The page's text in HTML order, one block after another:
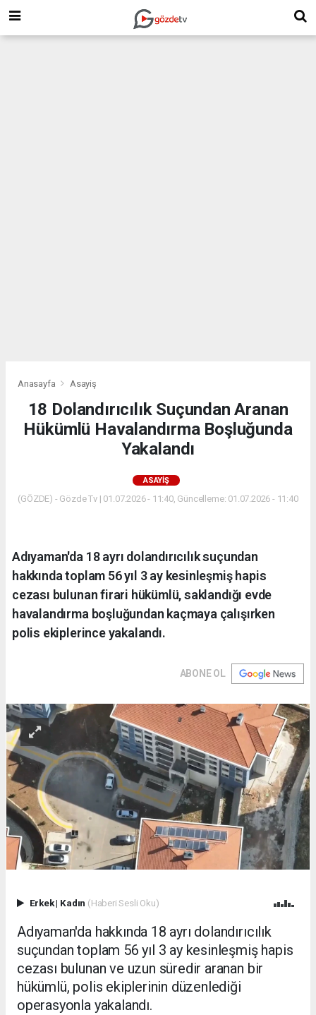
Anasayfa Asayiş
18 Dolandırıcılık Suçundan Aranan
Hükümlü Havalandırma Boşluğunda
Yakalandı
ASAYIŞ
(GÖZDE) - Gözde Tv | 01.07.2026 - 11:40, Güncelleme: 01.07.2026 - 11:40
Adıyaman'da 18 ayrı dolandırıcılık suçundan
hakkında toplam 56 yıl 3 ay kesinleşmiş hapis
cezası bulunan firari hükümlü, saklandığı evde
havalandırma boşluğundan kaçmaya çalışırken
polis ekiplerince yakalandı.
ABONE OL
Erkek| Kadın (Haberi Sesli Oku)
Adıyaman'da hakkında 18 ayrı dolandırıcılık
suçundan toplam 56 yıl 3 ay kesinleşmiş hapis
cezası bulunan ve uzun süredir aranan bir
hükümlü, polis ekiplerinin düzenlediği
operasyonla yakalandı.